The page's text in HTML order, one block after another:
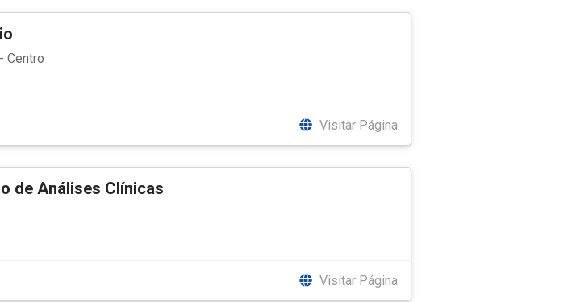
Centro
Visitar Página
de Análises Clínicas
Visitar Página